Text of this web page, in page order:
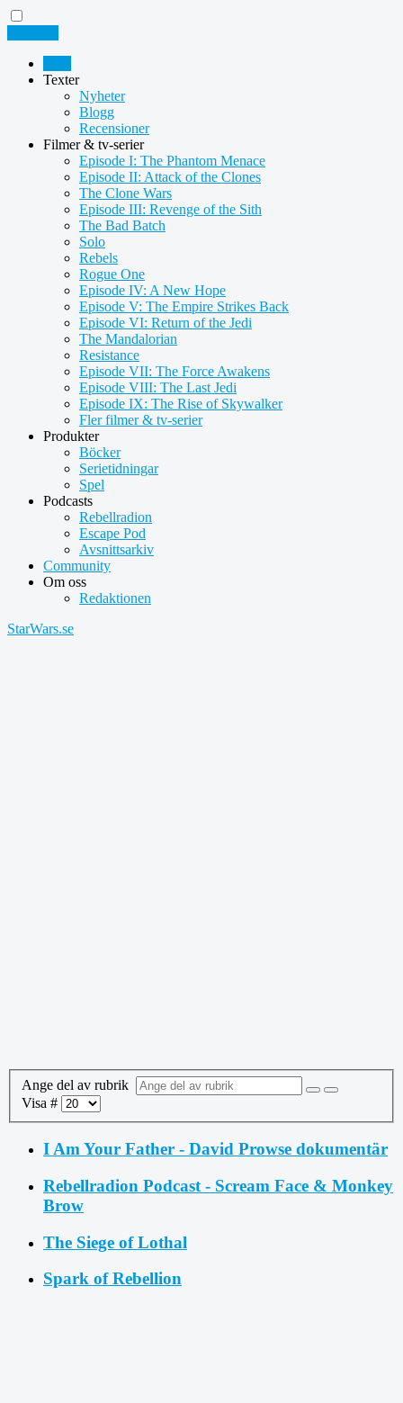
Texter
Nyheter
Blogg
Recensioner
Filmer & tv-serier
Episode I: The Phantom Menace
Episode II: Attack of the Clones
The Clone Wars
Episode III: Revenge of the Sith
The Bad Batch
Solo
Rebels
Rogue One
Episode IV: A New Hope
Episode V: The Empire Strikes Back
Episode VI: Return of the Jedi
The Mandalorian
Resistance
Episode VII: The Force Awakens
Episode VIII: The Last Jedi
Episode IX: The Rise of Skywalker
Fler filmer & tv-serier
Produkter
Böcker
Serietidningar
Spel
Podcasts
Rebellradion
Escape Pod
Avsnittsarkiv
Community
Om oss
Redaktionen
StarWars.se
Ange del av rubrik
Visa #
I Am Your Father - David Prowse dokumentär
Rebellradion Podcast - Scream Face & Monkey
Brow
The Siege of Lothal
Spark of Rebellion